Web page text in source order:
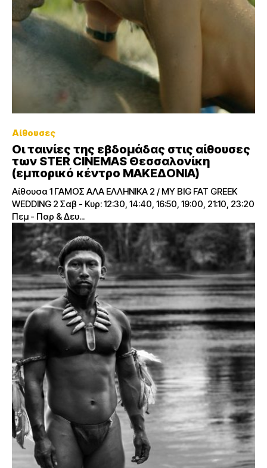
Αίθουσες
Οι ταινίες της εβδομάδας στις αίθουσες
των STER CINEMAS Θεσσαλονίκη
(εμπορικό κέντρο ΜΑΚΕΔΟΝΙΑ)
Αίθουσα 1 ΓΑΜΟΣ ΑΛΑ ΕΛΛΗΝΙΚΑ 2 / MY BIG FAT GREEK
WEDDING 2 Σαβ - Κυρ: 12:30, 14:40, 16:50, 19:00, 21:10, 23:20
Πεμ - Παρ & Δευ...